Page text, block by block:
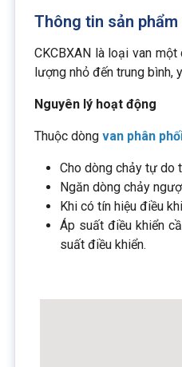
Thông tin sản
CKCBXAN là loại van
lượng nhỏ đến trung bình,
Nguyên lý hoạt động
Thuộc dòng van phân
Cho dòng chảy tự do
Ngăn dòng chảy
Khi có tín hiệu điều
Áp suất điều khiển
suất điều khiển.